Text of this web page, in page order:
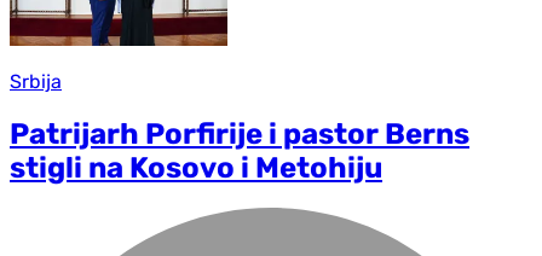
Srbija
Patrijarh Porfirije i pastor Berns
stigli na Kosovo i Metohiju